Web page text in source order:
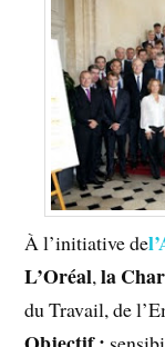
À l’initiative de
L’Oréal,la
du Travail, de